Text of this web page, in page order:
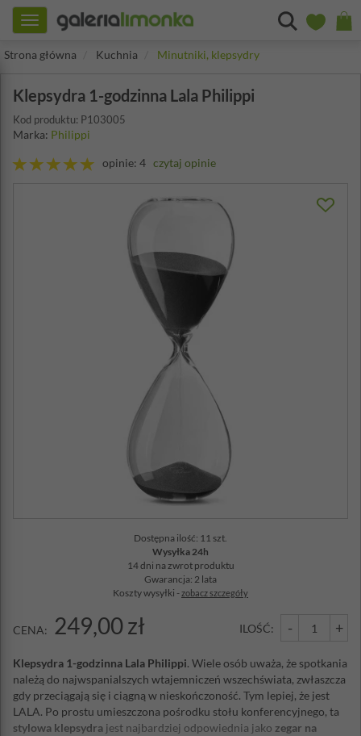
Toggle
navigation
Strona główna
Kuchnia Minutniki, klepsydry
Klepsydra 1-godzinna Lala Philippi
Kod produktu: P103005
Marka: Philippi
opinie: 4 czytaj opinie
Dostępna ilość: 11 szt.
Wysyłka 24h
14 dni na zwrot produktu
Gwarancja: 2 lata
Koszty wysyłki -zobacz szczegóły
CENA: 249,00 zł ILOŚĆ: - +
Klepsydra 1-godzinna Lala Philippi. Wiele osób uważa, że ​​spotkania
należą do najwspanialszych wtajemniczeń wszechświata, zwłaszcza
gdy przeciągają się i ciągną w nieskończoność. Tym lepiej, że jest
LALA. Po prostu umieszczona pośrodku stołu konferencyjnego, ta
stylowa klepsydra jest najbardziej odpowiednia jako zegar na